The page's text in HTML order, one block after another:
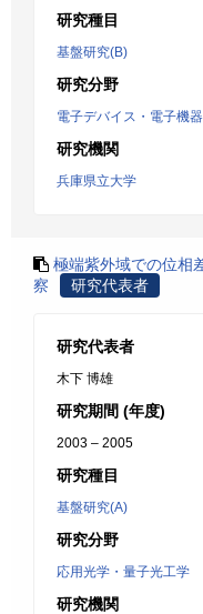
研究種目
基盤研究(B)
研究分野
電子デバイス・電子機器
研究機関
兵庫県立大学
極端紫外域での位相
察
研究代表者
研究代表者
木下 博雄
研究期間 (年度)
2003 – 2005
研究種目
基盤研究(A)
研究分野
応用光学・量子光工学
研究機関